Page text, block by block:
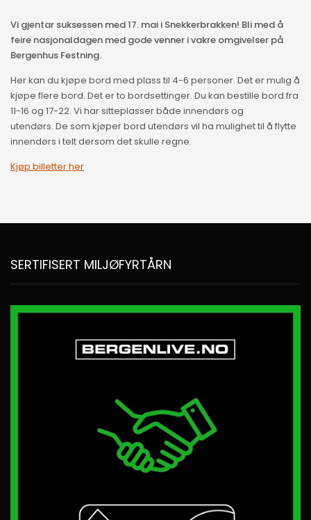
Vi gjentar suksessen med 17. mai i Snekkerbrakken! Bli med å
feire nasjonaldagen med gode venner i vakre omgivelser på
Bergenhus Festning.
Her kan du kjøpe bord med plass til 4-6 personer. Det er mulig å
kjøpe flere bord. Det er to bordsettinger. Du kan bestille bord fra
11-16 og 17-22. Vi har sitteplasser både innendørs og
utendørs. De som kjøper bord utendørs vil ha mulighet til å flytte
innendørs i telt dersom det skulle regne.
Kjøp billetter her
SERTIFISERT MILJØFYRTÅRN